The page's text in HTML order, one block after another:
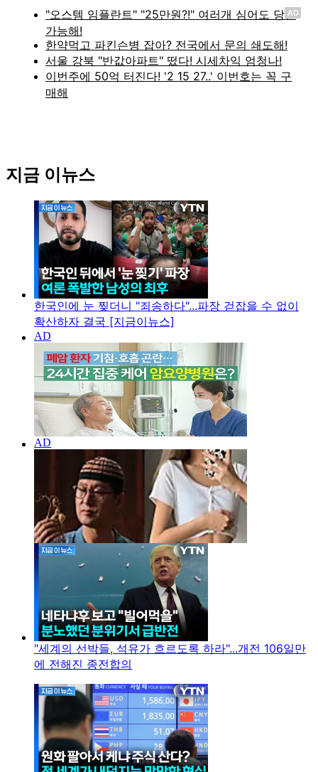
AD
지금 이뉴스
한국인에 눈 찢더니 "죄송하다"...파장 걷잡을 수 없이
확산하자 결국 [지금이뉴스]
"세계의 선박들, 석유가 흐르도록 하라"...개전 106일만
에 전해진 종전합의